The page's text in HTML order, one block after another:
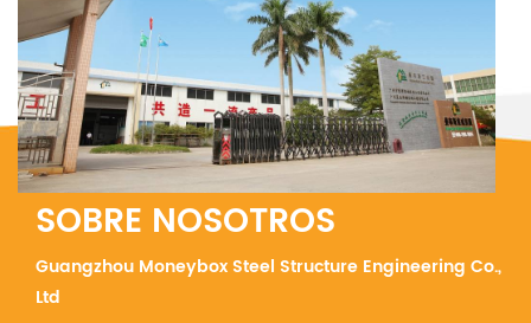
SOBRE NOSOTROS
Guangzhou Moneybox Steel Structure Engineering Co.,
Ltd